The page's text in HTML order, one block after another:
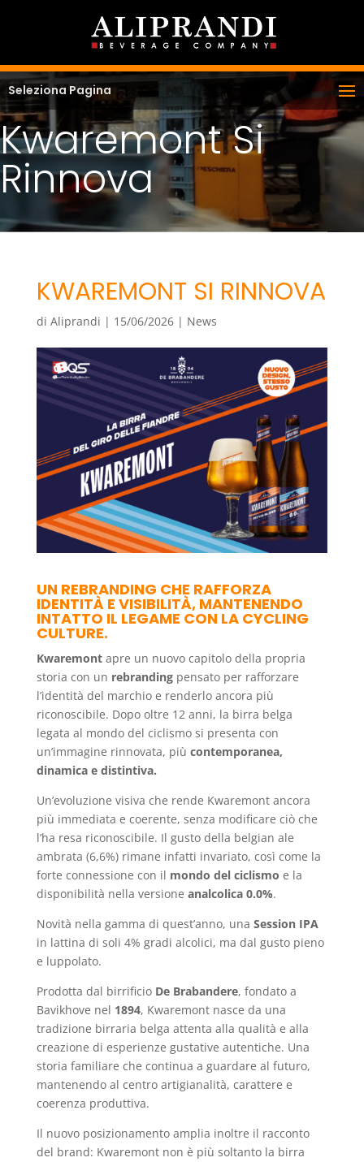
Seleziona Pagina
Kwaremont Si
Rinnova
KWAREMONT SI RINNOVA
di Aliprandi | 15/06/2026| News
UN REBRANDING CHE RAFFORZA
IDENTITÀ E VISIBILITÀ, MANTENENDO
INTATTO IL LEGAME CON LA CYCLING
CULTURE.
Kwaremontapre un nuovo capitolo della propria
storia con un rebrandingpensato per rafforzare
l’identità del marchio e renderlo ancora più
riconoscibile. Dopo oltre 12 anni, la birra belga
legata al mondo del ciclismo si presenta con
un’immagine rinnovata, più contemporanea,
dinamica e distintiva.
Un’evoluzione visiva che rende Kwaremont ancora
più immediata e coerente, senza modificare ciò che
l’ha resa riconoscibile. Il gusto della belgian ale
ambrata (6,6%) rimane infatti invariato, così come la
forte connessione con il mondo del ciclismo e la
disponibilità nella versione analcolica 0.0%.
Novità nella gamma di quest’anno, una Session IPA
in lattina di soli 4% gradi alcolici, ma dal gusto pieno
e luppolato.
Prodotta dal birrificio De Brabandere, fondato a
Bavikhove nel 1894, Kwaremont nasce da una
tradizione birraria belga attenta alla qualità e alla
creazione di esperienze gustative autentiche. Una
storia familiare che continua a guardare al futuro,
mantenendo al centro artigianalità, carattere e
coerenza produttiva.
Il nuovo posizionamento amplia inoltre il racconto
del brand: Kwaremont non è più soltanto la birra